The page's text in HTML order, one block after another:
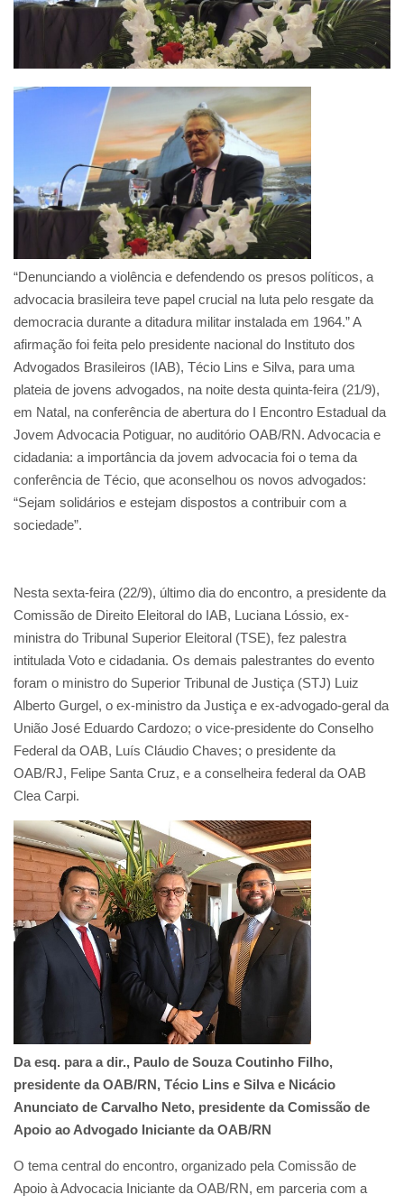
“Denunciando a violência e defendendo os presos políticos, a
advocacia brasileira teve papel crucial na luta pelo resgate da
democracia durante a ditadura militar instalada em 1964.” A
afirmação foi feita pelo presidente nacional do Instituto dos
Advogados Brasileiros (IAB), Técio Lins e Silva, para uma
plateia de jovens advogados, na noite desta quinta-feira (21/9),
em Natal, na conferência de abertura do I Encontro Estadual da
Jovem Advocacia Potiguar, no auditório OAB/RN. Advocacia e
cidadania: a importância da jovem advocacia foi o tema da
conferência de Técio, que aconselhou os novos advogados:
“Sejam solidários e estejam dispostos a contribuir com a
sociedade”.
Nesta sexta-feira (22/9), último dia do encontro, a presidente da
Comissão de Direito Eleitoral do IAB, Luciana Lóssio, ex-
ministra do Tribunal Superior Eleitoral (TSE), fez palestra
intitulada Voto e cidadania. Os demais palestrantes do evento
foram o ministro do Superior Tribunal de Justiça (STJ) Luiz
Alberto Gurgel, o ex-ministro da Justiça e ex-advogado-geral da
União José Eduardo Cardozo; o vice-presidente do Conselho
Federal da OAB, Luís Cláudio Chaves; o presidente da
OAB/RJ, Felipe Santa Cruz, e a conselheira federal da OAB
Clea Carpi.
Da esq. para a dir., Paulo de Souza Coutinho Filho,
presidente da OAB/RN, Técio Lins e Silva e Nicácio
Anunciato de Carvalho Neto, presidente da Comissão de
Apoio ao Advogado Iniciante da OAB/RN
O tema central do encontro, organizado pela Comissão de
Apoio à Advocacia Iniciante da OAB/RN, em parceria com a